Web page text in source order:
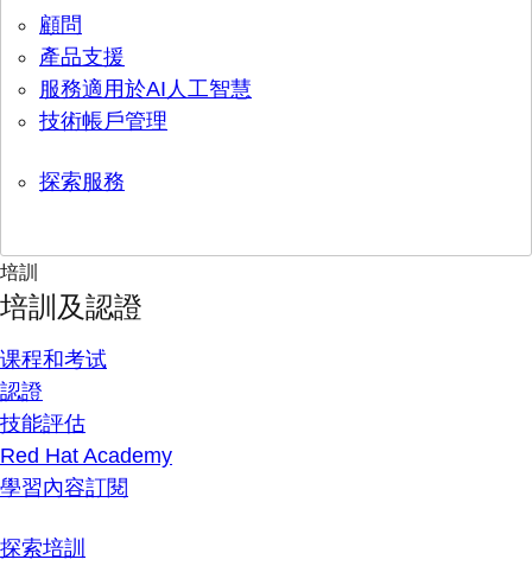
顧問
產品支援
服務適用於AI人工智慧
技術帳戶管理
探索服務
培訓
培訓及認證
课程和考试
認證
技能評估
Red Hat Academy
學習內容訂閱
探索培訓